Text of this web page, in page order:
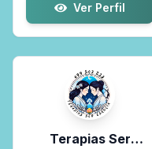
Ver Perfil
Terapias Ser